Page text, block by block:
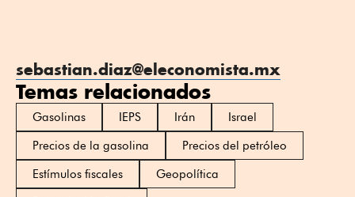
sebastian.diaz@eleconomista.mx
Temas relacionados
Gasolinas IEPS Irán
Israel
Precios de la gasolina
Precios del petróleo
Estímulos fiscales
Geopolítica